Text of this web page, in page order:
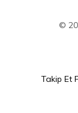
©
Takip Et